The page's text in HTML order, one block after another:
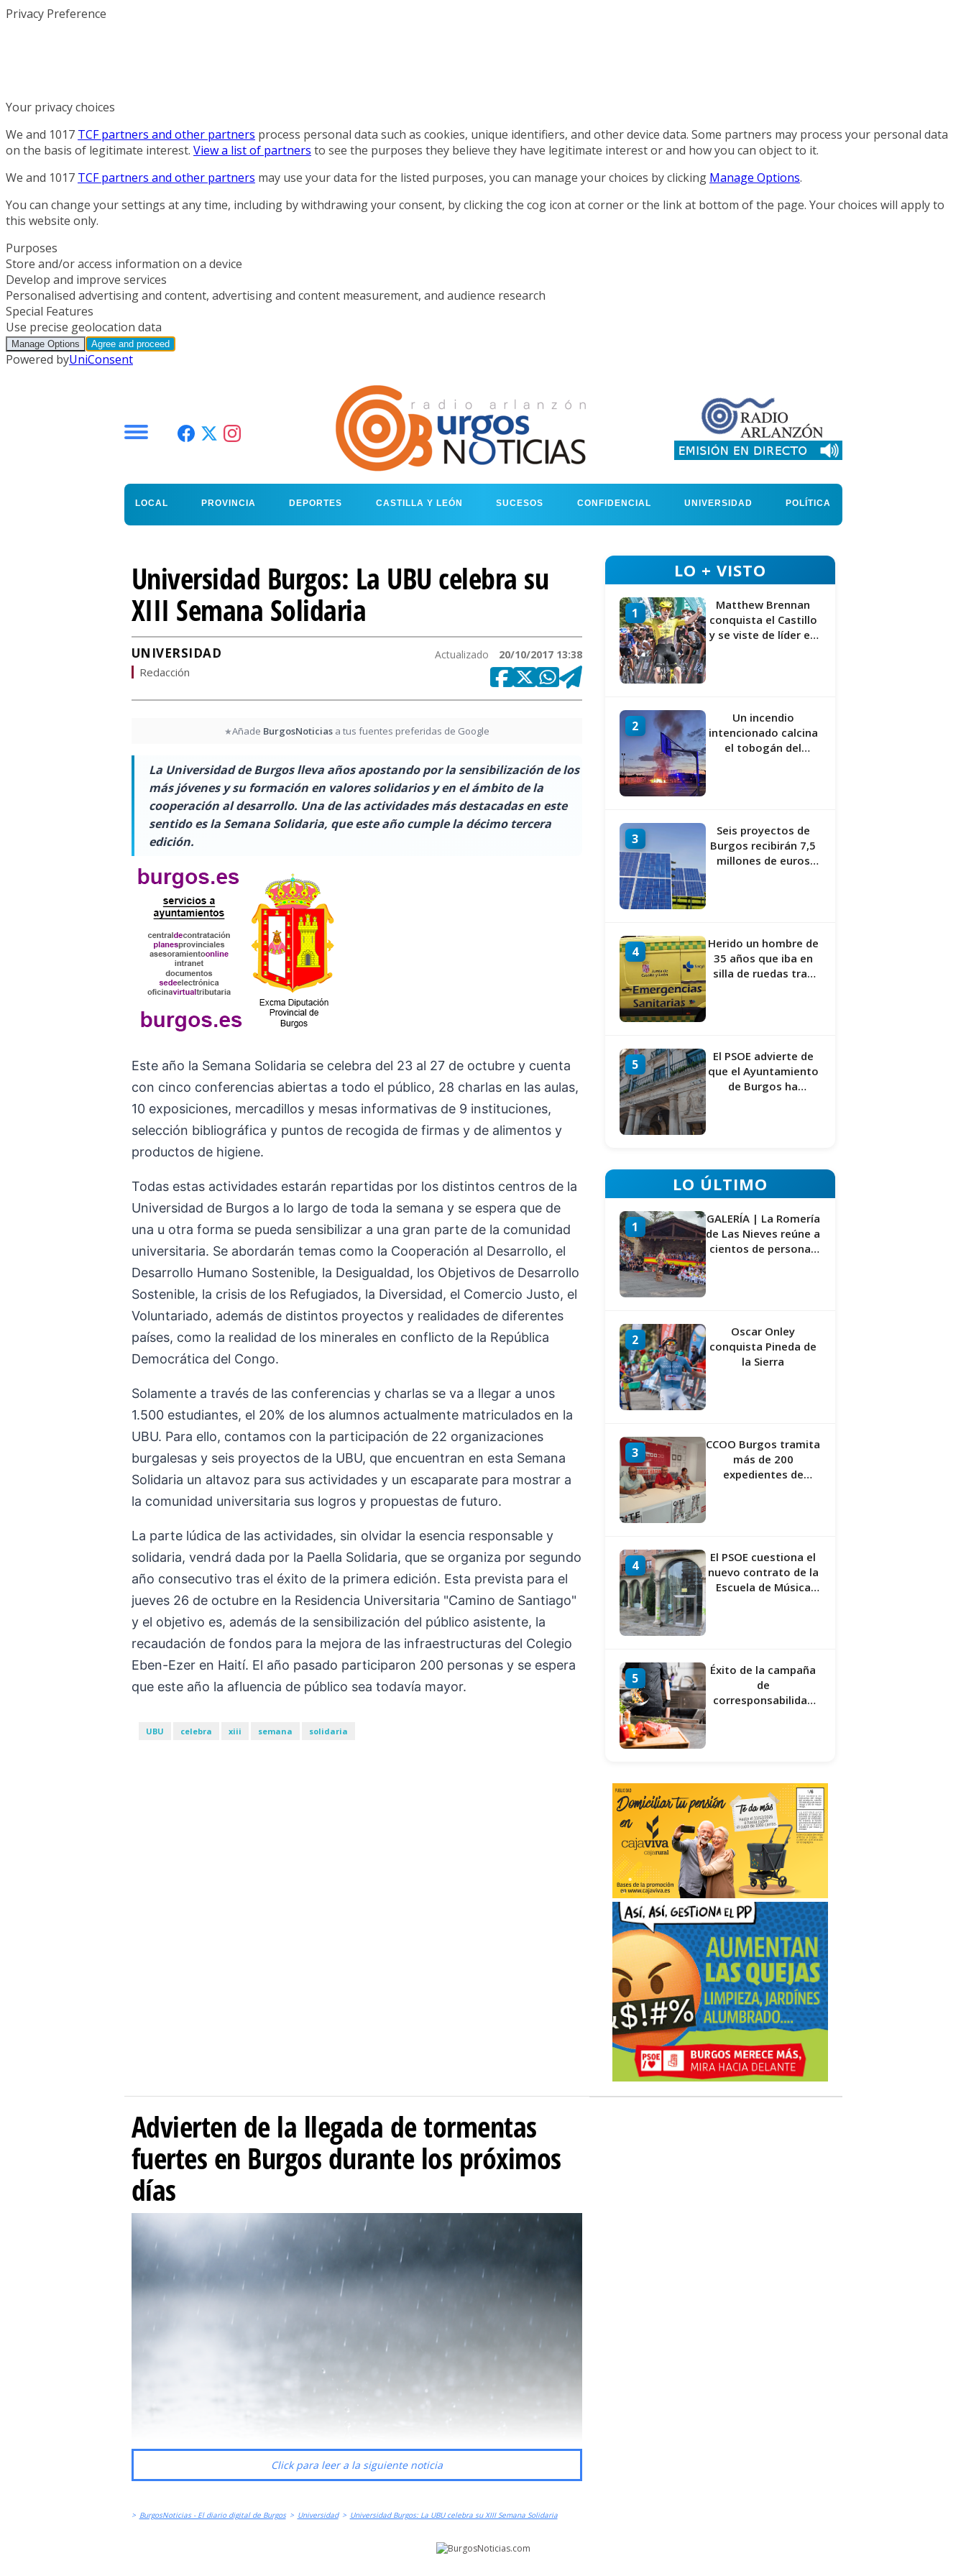
LOCAL PROVINCIA DEPORTES CASTILLA Y LEÓN SUCESOS CONFIDENCIAL UNIVERSIDAD POLÍTICA
Universidad Burgos: La UBU celebra su
XIII Semana Solidaria
UNIVERSIDAD Actualizado 20/10/2017 13:38
Redacción
★Añade BurgosNoticiasa tus fuentes preferidas de Google
La Universidad de Burgos lleva años apostando por la sensibilización de los
más jóvenes y su formación en valores solidarios y en el ámbito de la
cooperación al desarrollo. Una de las actividades más destacadas en este
sentido es la Semana Solidaria, que este año cumple la décimo tercera
edición.
Este año la Semana Solidaria se celebra del 23 al 27 de octubre y cuenta
con cinco conferencias abiertas a todo el público, 28 charlas en las aulas,
10 exposiciones, mercadillos y mesas informativas de 9 instituciones,
selección bibliográfica y puntos de recogida de firmas y de alimentos y
productos de higiene.
Todas estas actividades estarán repartidas por los distintos centros de la
Universidad de Burgos a lo largo de toda la semana y se espera que de
una u otra forma se pueda sensibilizar a una gran parte de la comunidad
universitaria. Se abordarán temas como la Cooperación al Desarrollo, el
Desarrollo Humano Sostenible, la Desigualdad, los Objetivos de Desarrollo
Sostenible, la crisis de los Refugiados, la Diversidad, el Comercio Justo, el
Voluntariado, además de distintos proyectos y realidades de diferentes
países, como la realidad de los minerales en conflicto de la República
Democrática del Congo.
Solamente a través de las conferencias y charlas se va a llegar a unos
1.500 estudiantes, el 20% de los alumnos actualmente matriculados en la
UBU. Para ello, contamos con la participación de 22 organizaciones
burgalesas y seis proyectos de la UBU, que encuentran en esta Semana
Solidaria un altavoz para sus actividades y un escaparate para mostrar a
la comunidad universitaria sus logros y propuestas de futuro.
La parte lúdica de las actividades, sin olvidar la esencia responsable y
solidaria, vendrá dada por la Paella Solidaria, que se organiza por segundo
año consecutivo tras el éxito de la primera edición. Esta prevista para el
jueves 26 de octubre en la Residencia Universitaria "Camino de Santiago"
y el objetivo es, además de la sensibilización del público asistente, la
recaudación de fondos para la mejora de las infraestructuras del Colegio
Eben-Ezer en Haití. El año pasado participaron 200 personas y se espera
que este año la afluencia de público sea todavía mayor.
UBU celebra xiii semana solidaria
LO + VISTO
1
Matthew Brennan
conquista el Castillo
y se viste de líder en
2
Un incendio
intencionado calcina
el tobogán del
3
Seis proyectos de
Burgos recibirán 7,5
millones de euros
4
Herido un hombre de
35 años que iba en
silla de ruedas tras
5
El PSOE advierte de
que el Ayuntamiento
de Burgos ha
LO ÚLTIMO
1
GALERÍA | La Romería
de Las Nieves reúne a
cientos de personas
2
Oscar Onley
conquista Pineda de
la Sierra
3
CCOO Burgos tramita
más de 200
expedientes de
4
El PSOE cuestiona el
nuevo contrato de la
Escuela de Música
5
Éxito de la campaña
de
corresponsabilidad
Advierten de la llegada de tormentas
fuertes en Burgos durante los próximos
días
Click para leer a la siguiente noticia
> BurgosNoticias - El diario digital de Burgos > Universidad > Universidad Burgos: La UBU celebra su XIII Semana Solidaria